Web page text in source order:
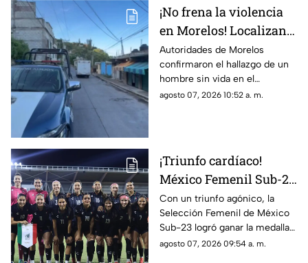
¡No frena la violencia
en Morelos! Localizan a
hombre sin vida en
Jiutepec HOY;
Presentaba signos de
violencia y herida de
Autoridades de Morelos
confirmaron el hallazgo de un
hombre sin vida en el
municipio de Jiutepec hoy
agosto 07, 2026 10:52 a. m.
¡Triunfo cardíaco!
México Femenil Sub-23
vence en penales a
Colombia en la final de
los Juegos
Centroamericanos y del
Con un triunfo agónico, la
Selección Femenil de México
Sub-23 logró ganar la medalla
de oro en fútbol durante los
agosto 07, 2026 09:54 a. m.